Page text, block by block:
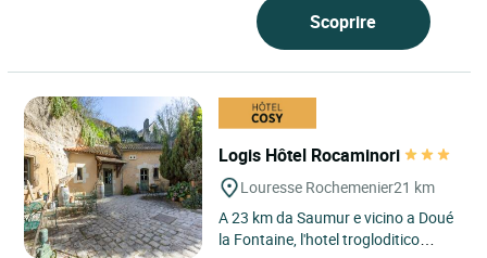
Scoprire
Logis Hôtel Rocaminori
Louresse Rochemenier21 km
A 23 km da Saumur e vicino a Doué
la Fontaine, l'hotel trogloditico